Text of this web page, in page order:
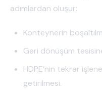
adımlardan oluşur:
Konteynerin
Geri dönüşüm
HDPE’nin tekrar
getirilmesi.